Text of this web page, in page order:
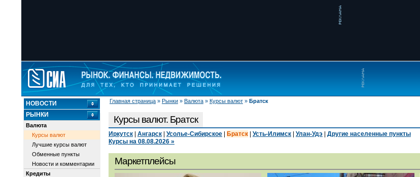
Главная страница » Рынки » Валюта » Курсы валют » Братск
НОВОСТИ
РЫНКИ
Валюта
Курсы валют
Лучшие курсы валют
Обменные пункты
Новости и комментарии
Кредиты
Курсы валют. Братск
Иркутск Ангарск Усолье-Сибирское Братск Усть-Илимск Улан-Удэ
Другие населенные пункты
Курсы на 08.08.2026 »
Маркетплейсы